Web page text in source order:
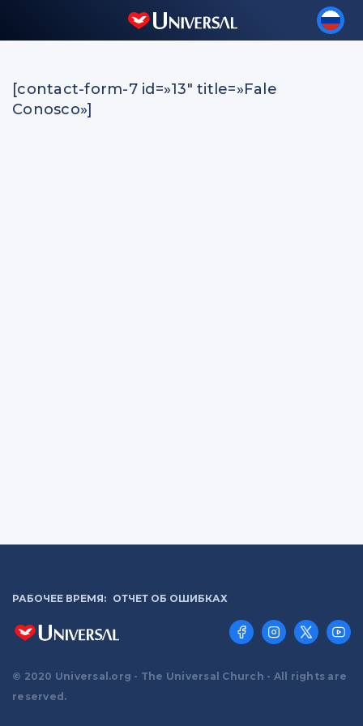
[contact-form-7 id=»13″ title=»Fale
Conosco»]
© 2020 Universal.org - The Universal Church - All rights are
reserved.
РАБОЧЕЕ ВРЕМЯ: ОТЧЕТ ОБ ОШИБКАХ